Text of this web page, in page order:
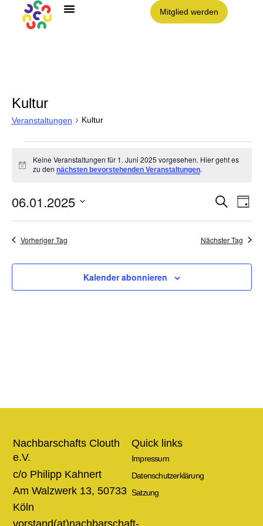
Mitglied werden
Kultur
Veranstaltungen Kultur
Hinweis
Keine Veranstaltungen für 1. Juni 2025 vorgesehen. Hier geht es
zu den nächsten bevorstehenden Veranstaltungen.
Suche
Tag
06.01.2025
Vorheriger Tag Nächster Tag
Kalender abonnieren
Quick links
Impressum
Datenschutzerklärung
Satzung
Nachbarschafts Clouth
e.V.
c/o Philipp Kahnert
Am Walzwerk 13, 50733
Köln